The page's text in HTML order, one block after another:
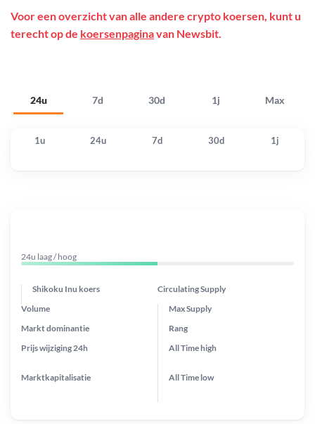
24u 7d 30d 1j Max
Voor een overzicht van alle andere crypto koersen, kunt u
terecht op de koersenpaginavan Newsbit.
1u 24u 7d 30d 1j
24u laag / hoog
Shikoku Inu koers Circulating Supply
Prijs wijziging 24h
Max Supply
Markt dominantie
Marktkapitalisatie
Volume
Rang
All Timehigh
All Time low